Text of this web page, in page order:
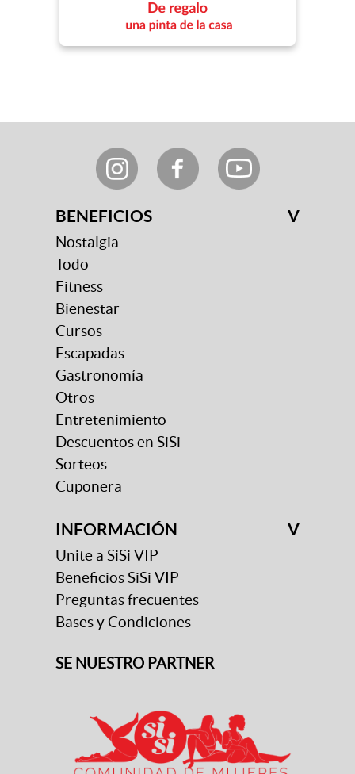
BENEFICIOS V
Nostalgia
Todo
Fitness
Bienestar
Cursos
Escapadas
Gastronomía
Otros
Entretenimiento
Descuentos en SiSi
Sorteos
Cuponera
INFORMACIÓN V
Unite a SiSi VIP
Beneficios SiSi VIP
Preguntas frecuentes
Bases y Condiciones
SE NUESTRO PARTNER